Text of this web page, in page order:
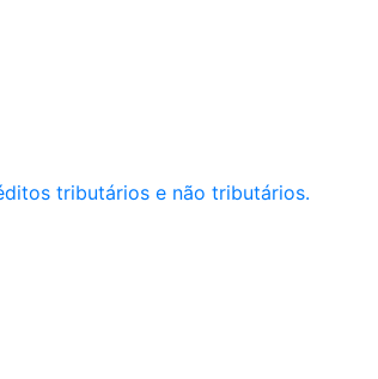
tributários e não tributários.